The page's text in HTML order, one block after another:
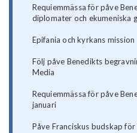
Requiemmässa för påve
diplomater och ekumeniska
Epifania och kyrkans mission
Följ påve Benedikts
Media
Requiemmässa för påve
januari
Påve Franciskus budskap